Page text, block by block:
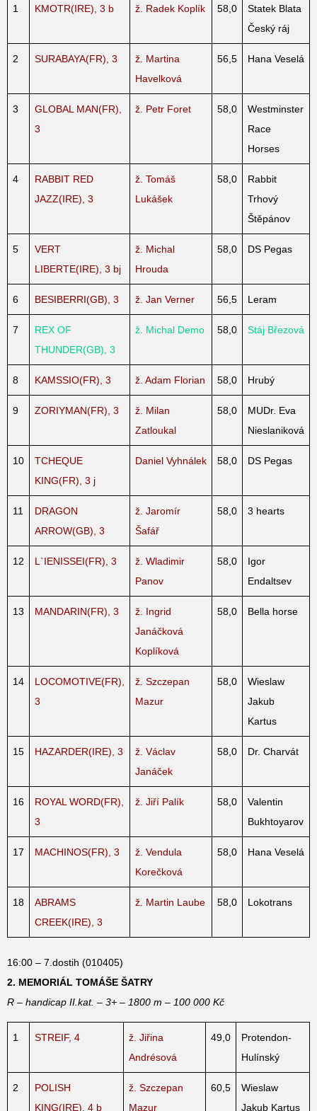
1 KMOTR(IRE), 3 b ž. Radek Koplík 58,0
Statek Blata
Český ráj
2 SURABAYA(FR), 3
ž. Martina
Havelková
56,5 Hana Veselá
3
GLOBAL MAN(FR),
3
ž. Petr Foret 58,0
Westminster
Race
Horses
4
RABBIT RED
JAZZ(IRE), 3
ž. Tomáš
Lukášek
58,0
Rabbit
Trhový
Štěpánov
5
VERT
LIBERTE(IRE), 3 bj
ž. Michal
Hrouda
58,0 DS Pegas
6 BESIBERRI(GB), 3 ž. Jan Verner 56,5 Leram
7
REX OF
THUNDER(GB), 3
ž. Michal Demo 58,0 Stáj Březová
8 KAMSSIO(FR), 3 ž. Adam Florian 58,0 Hrubý
9 ZORIYMAN(FR), 3
ž. Milan
Zatloukal
58,0
MUDr. Eva
Nieslaniková
10
TCHEQUE
KING(FR), 3 j
Daniel Vyhnálek 58,0 DS Pegas
11
DRAGON
ARROW(GB), 3
ž. Jaromír
Šafář
58,0 3 hearts
12 L`IENISSEI(FR), 3
ž. Wladimir
Panov
58,0
Igor
Endaltsev
13 MANDARIN(FR), 3
ž. Ingrid
Janáčková
Koplíková
58,0 Bella horse
14
LOCOMOTIVE(FR),
3
ž. Szczepan
Mazur
58,0
Wieslaw
Jakub
Kartus
15 HAZARDER(IRE), 3
ž. Václav
Janáček
58,0 Dr. Charvát
16
ROYAL WORD(FR),
3
ž. Jiří Palík 58,0
Valentin
Bukhtoyarov
17 MACHINOS(FR), 3
ž. Vendula
Korečková
58,0 Hana Veselá
18
ABRAMS
CREEK(IRE), 3
ž. Martin Laube 58,0 Lokotrans
16:00 – 7.dostih (010405)
2. MEMORIÁL TOMÁŠE ŠATRY
R – handicap II.kat. – 3+ – 1800 m – 100 000 Kč
1 STREIF, 4
ž. Jiřina
Andrésová
49,0
Protendon-
Hulínský
2
POLISH
KING(IRE), 4 b
ž. Szczepan
Mazur
60,5
Wieslaw
Jakub Kartus